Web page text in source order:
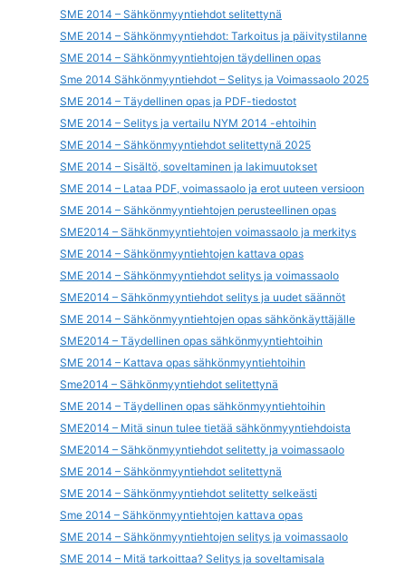
SME 2014 – Sähkönmyyntiehdot selitettynä
SME 2014 – Sähkönmyyntiehdot: Tarkoitus ja päivitystilanne
SME 2014 – Sähkönmyyntiehtojen täydellinen opas
Sme 2014 Sähkönmyyntiehdot – Selitys ja Voimassaolo 2025
SME 2014 – Täydellinen opas ja PDF-tiedostot
SME 2014 – Selitys ja vertailu NYM 2014 -ehtoihin
SME 2014 – Sähkönmyyntiehdot selitettynä 2025
SME 2014 – Sisältö, soveltaminen ja lakimuutokset
SME 2014 – Lataa PDF, voimassaolo ja erot uuteen versioon
SME 2014 – Sähkönmyyntiehtojen perusteellinen opas
SME2014 – Sähkönmyyntiehtojen voimassaolo ja merkitys
SME 2014 – Sähkönmyyntiehtojen kattava opas
SME 2014 – Sähkönmyyntiehdot selitys ja voimassaolo
SME2014 – Sähkönmyyntiehdot selitys ja uudet säännöt
SME 2014 – Sähkönmyyntiehtojen opas sähkönkäyttäjälle
SME2014 – Täydellinen opas sähkönmyyntiehtoihin
SME 2014 – Kattava opas sähkönmyyntiehtoihin
Sme2014 – Sähkönmyyntiehdot selitettynä
SME 2014 – Täydellinen opas sähkönmyyntiehtoihin
SME2014 – Mitä sinun tulee tietää sähkönmyyntiehdoista
SME2014 – Sähkönmyyntiehdot selitetty ja voimassaolo
SME 2014 – Sähkönmyyntiehdot selitettynä
SME 2014 – Sähkönmyyntiehdot selitetty selkeästi
Sme 2014 – Sähkönmyyntiehtojen kattava opas
SME 2014 – Sähkönmyyntiehtojen selitys ja voimassaolo
SME 2014 – Mitä tarkoittaa? Selitys ja soveltamisala